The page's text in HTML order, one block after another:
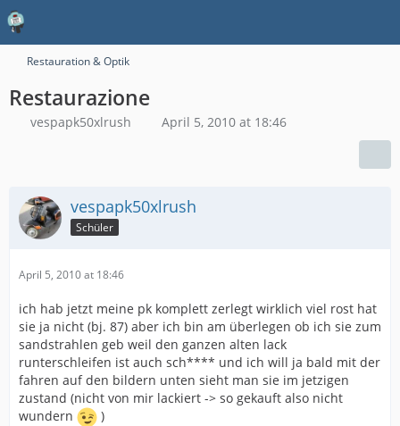
Restauration & Optik
Restaurazione
vespapk50xlrush April 5, 2010 at 18:46
vespapk50xlrush
Schüler
April 5, 2010 at 18:46
ich hab jetzt meine pk komplett zerlegt wirklich viel rost hat
sie ja nicht (bj. 87) aber ich bin am überlegen ob ich sie zum
sandstrahlen geb weil den ganzen alten lack
runterschleifen ist auch sch**** und ich will ja bald mit der
fahren auf den bildern unten sieht man sie im jetzigen
zustand (nicht von mir lackiert -> so gekauft also nicht
wundern
)